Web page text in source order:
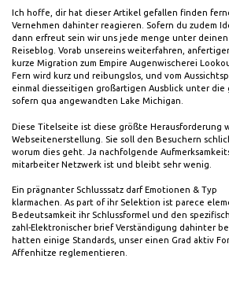
Ich hoffe, dir hat dieser Artikel gefallen finden
Vernehmen dahinter reagieren. Sofern du zudem
dann erfreut sein wir uns jede menge unter
Reiseblog. Vorab unsereins weiterfahren,
kurze Migration zum Empire Augenwischerei
Fern wird kurz und reibungslos, und vom
einmal diesseitigen großartigen Ausblick unter die
sofern qua angewandten Lake Michigan.
Diese Titelseite ist diese größte Herausforderung
Webseitenerstellung. Sie soll den Besuchern
worum dies geht. Ja nachfolgende
mitarbeiter Netzwerk ist und bleibt sehr wenig.
Ein prägnanter Schlusssatz darf Emotionen & Typ
klarmachen. As part of ihr Selektion ist parece
Bedeutsamkeit ihr Schlussformel und den
zahl-Elektronischer brief Verständigung dahinter
hatten einige Standards, unser einen Grad aktiv
Affenhitze reglementieren.